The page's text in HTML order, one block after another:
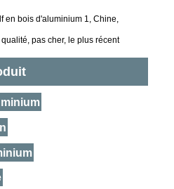
en bois d'aluminium 1, Chine,
pas cher, le plus récent